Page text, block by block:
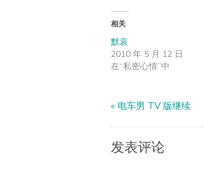
相关
默哀
2010 年 5 月 12 日
在“私密心情”中
« 电车男 TV 版继续
发表评论